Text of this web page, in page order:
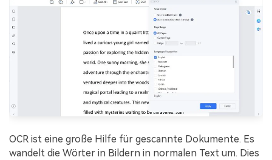
OCR ist eine große Hilfe für gescannte Dokumente. Es
wandelt die Wörter in Bildern in normalen Text um. Dies